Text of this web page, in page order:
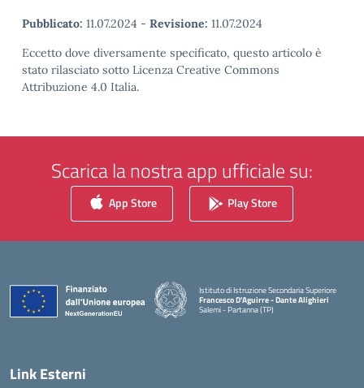
Pubblicato: 11.07.2024 - Revisione: 11.07.2024
Eccetto dove diversamente specificato, questo articolo è
stato rilasciato sotto Licenza Creative Commons
Attribuzione 4.0 Italia.
Scarica la nostra app ufficiale su:
App Store Play Store
Istituto di Istruzione Secondaria Superiore
Francesco D'Aguirre - Dante Alighieri
Salemi - Partanna (TP)
Link Esterni